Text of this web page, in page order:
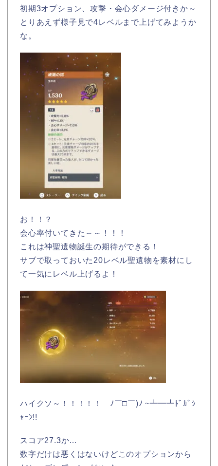
初期3オプション、攻撃・会心ダメージ付きか～
とりあえず様子見で4レベルまで上げてみようか
な。
お！！？
会心率付いてきた～～！！！
これは神聖遺物誕生の期待ができる！
サブで取っておいた20レベル聖遺物を素材にし
て一気にレベル上げるよ！
ハイクソ～！！！！！ ﾉ￣□￣)ﾉ ~┻━┻ﾄﾞｶﾞｼ
ｬｰﾝ!!
スコア27.3か…
数字だけは悪くはないけどこのオプションから